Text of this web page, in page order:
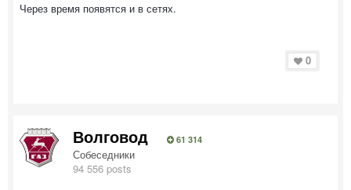
Через время появятся и в сетях.
0
Волговод 61 314
Собеседники
94 556 posts